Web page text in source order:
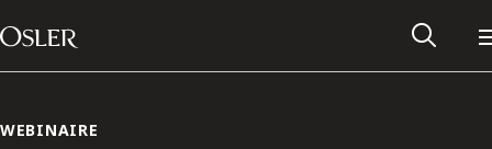
Passer au contenu
Main Navigation
WEBINAIRE